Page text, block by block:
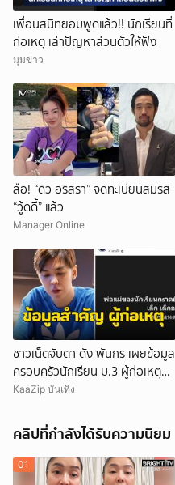
เพื่อนสนิทยอมพูดแล้ว!! นักเรียนที่
ก่อเหตุ เล่าปัญหาส่วนตัวให้ฟัง
มุมข่าว
ลือ! “ดิว อริสรา” จดทะเบียนสมรส
“วู้ดดี้” แล้ว
Manager Online
ชาวเน็ตจับตา ดัง พันกร เผยข้อมูล
ครอบครัวนักเรียน ม.3 ผู้ก่อเหตุ
และที่มาอาวุธ
KaaZip บันเทิง
คลิปที่กำลังได้รับความนิยม
01